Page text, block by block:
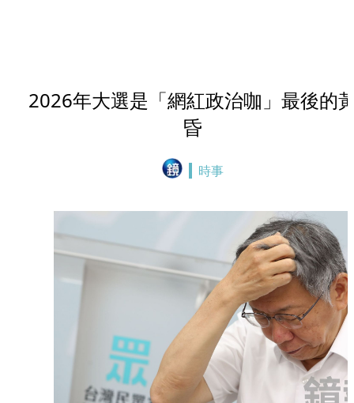
2026年大選是「網紅政治咖」最後的
昏
時事